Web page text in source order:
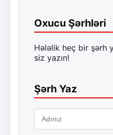
Oxucu Şərhləri
Hələlik heç bir şərh
siz yazın!
Şərh Yaz